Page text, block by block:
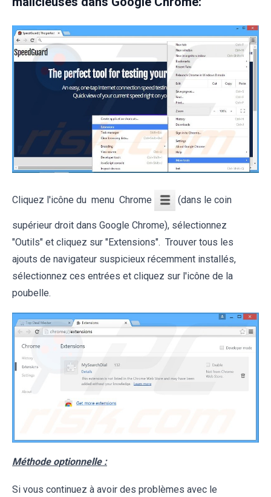
Cliquez l'icône du menu Chrome (dans le coin
supérieur droit dans Google Chrome), sélectionnez
"Outils" et cliquez sur "Extensions". Trouver tous les
ajouts de navigateur suspicieux récemment installés,
sélectionnez ces entrées et cliquez sur l'icône de la
poubelle.
Méthode optionnelle :
Si vous continuez à avoir des problèmes avec le